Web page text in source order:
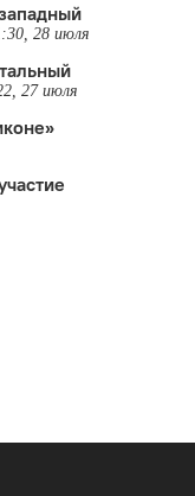
28 июля
27 июля